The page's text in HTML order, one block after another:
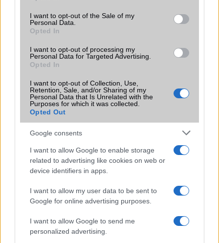
use your data for below specified purposes in below Google
consent section.
I want to opt-out of the Sale of my
Personal Data.
Opted In
I want to opt-out of processing my
Personal Data for Targeted Advertising.
Opted In
I want to opt-out of Collection, Use,
Retention, Sale, and/or Sharing of my
Personal Data that Is Unrelated with the
Purposes for which it was collected.
Opted Out
Google consents
I want to allow Google to enable storage
related to advertising like cookies on web or
device identifiers in apps.
I want to allow my user data to be sent to
Google for online advertising purposes.
I want to allow Google to send me
personalized advertising.
N/A = Nincs adat. Legutóbbi frissítés: 2026-07-13 19:00:00
Új és Használt GSM kiemelt ajánlatok
Apple iPhone 15 Pro
280.000 Ft (új)